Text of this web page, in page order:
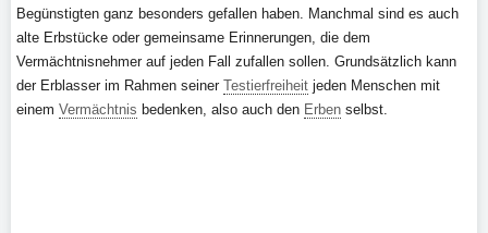
Begünstigten ganz besonders gefallen haben. Manchmal sind es auch
alte Erbstücke oder gemeinsame Erinnerungen, die dem
Vermächtnisnehmer auf jeden Fall zufallen sollen. Grundsätzlich kann
der Erblasser im Rahmen seiner Testierfreiheit jeden Menschen mit
einem Vermächtnis bedenken, also auch den Erben selbst.